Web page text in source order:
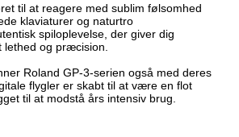
til at reagere med sublim følsomhed
klaviaturer og naturtro
spiloplevelse, der giver dig
og præcision.
Roland GP-3-serien også med deres
flygler er skabt til at være en flot
til at modstå års intensiv brug.